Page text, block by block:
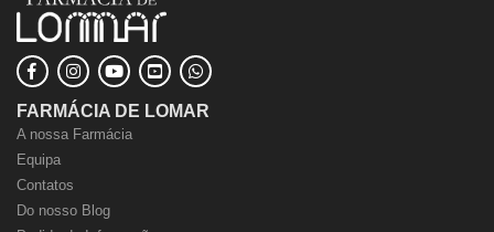
FARMÁCIA DE LOMAR
A nossa Farmácia
Equipa
Contatos
Do nosso Blog